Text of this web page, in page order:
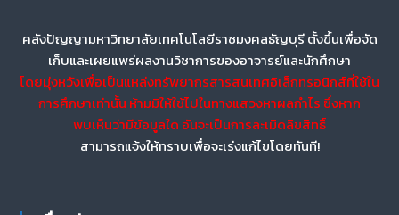
คลังปัญญามหาวิทยาลัยเทคโนโลยีราชมงคลธัญบุรี ตั้งขึ้นเพื่อจัด
เก็บและเผยแพร่ผลงานวิชาการของอาจารย์และนักศึกษา
โดยมุ่งหวังเพื่อเป็นแหล่งทรัพยากรสารสนเทศอิเล็กทรอนิกส์ที่ใช้ใน
การศึกษาเท่านั้น ห้ามมิให้ใช้ไปในทางแสวงหาผลกำไร ซึ่งหาก
พบเห็นว่ามีข้อมูลใด อันจะเป็นการละเมิดลิขสิทธิ์
สามารถแจ้งให้ทราบเพื่อจะเร่งแก้ไขโดยทันที!